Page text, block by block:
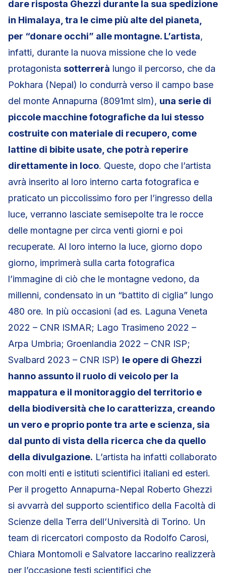
dare risposta Ghezzi durante la sua spedizione
in Himalaya, tra le cime più alte del pianeta,
per “donare occhi” alle montagne. L’artista,
infatti, durante la nuova missione che lo vede
protagonista sotterrerà lungo il percorso, che da
Pokhara (Nepal) lo condurrà verso il campo base
del monte Annapurna (8091mt slm), una serie di
piccole macchine fotografiche da lui stesso
costruite con materiale di recupero, come
lattine di bibite usate, che potrà reperire
direttamente in loco. Queste, dopo che l’artista
avrà inserito al loro interno carta fotografica e
praticato un piccolissimo foro per l’ingresso della
luce, verranno lasciate semisepolte tra le rocce
delle montagne per circa venti giorni e poi
recuperate. Al loro interno la luce, giorno dopo
giorno, imprimerà sulla carta fotografica
l’immagine di ciò che le montagne vedono, da
millenni, condensato in un “battito di ciglia” lungo
480 ore. In più occasioni (ad es. Laguna Veneta
2022 – CNR ISMAR; Lago Trasimeno 2022 –
Arpa Umbria; Groenlandia 2022 – CNR ISP;
Svalbard 2023 – CNR ISP) le opere di Ghezzi
hanno assunto il ruolo di veicolo per la
mappatura e il monitoraggio del territorio e
della biodiversità che lo caratterizza, creando
un vero e proprio ponte tra arte e scienza, sia
dal punto di vista della ricerca che da quello
della divulgazione. L’artista ha infatti collaborato
con molti enti e istituti scientifici italiani ed esteri.
Per il progetto Annapurna-Nepal Roberto Ghezzi
si avvarrà del supporto scientifico della Facoltà di
Scienze della Terra dell’Università di Torino. Un
team di ricercatori composto da Rodolfo Carosi,
Chiara Montomoli e Salvatore Iaccarino realizzerà
per l’occasione testi scientifici che